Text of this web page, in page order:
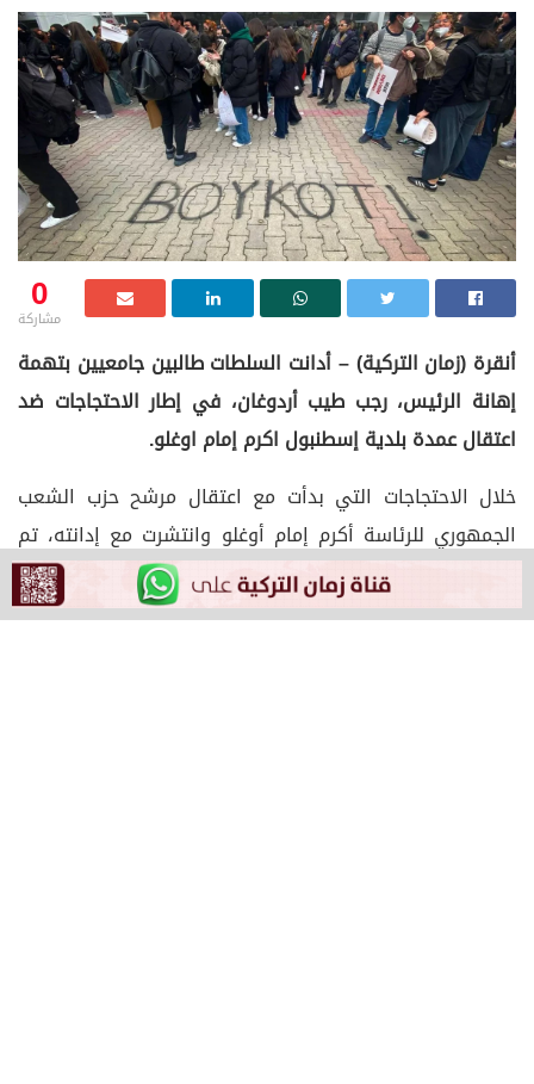
0
مشاركة
أنقرة (زمان التركية) – أدانت السلطات طالبين جامعيين بتهمة
إهانة الرئيس، رجب طيب أردوغان، في إطار الاحتجاجات ضد
اعتقال عمدة بلدية إسطنبول اكرم إمام اوغلو.
خلال الاحتجاجات التي بدأت مع اعتقال مرشح حزب الشعب
الجمهوري للرئاسة أكرم إمام أوغلو وانتشرت مع إدانته، تم
اعتقال 301 شابًّا.
وفي أزمير، تم إدانة الطالبين الجامعيين س.ف، و.ج. البالغين